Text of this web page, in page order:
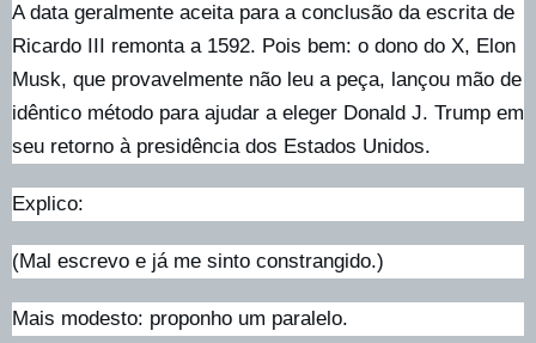
A data geralmente aceita para a conclusão da escrita de
Ricardo III remonta a 1592. Pois bem: o dono do X, Elon
Musk, que provavelmente não leu a peça, lançou mão de
idêntico método para ajudar a eleger Donald J. Trump em
seu retorno à presidência dos Estados Unidos.
Explico:
(Mal escrevo e já me sinto constrangido.)
Mais modesto: proponho um paralelo.